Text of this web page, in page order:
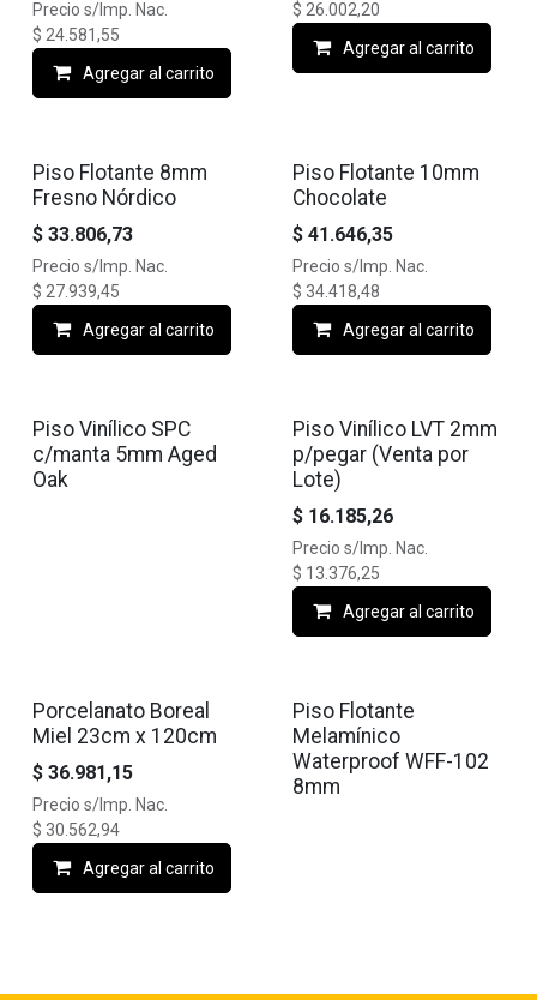
Precio s/Imp. Nac.
$ 24.581,55
Agregar al carrito
$ 26.002,20
Agregar al carrito
Piso Flotante 8mm
Fresno Nórdico
$ 33.806,73
Precio s/Imp. Nac.
$ 27.939,45
Agregar al carrito
Piso Flotante 10mm
Chocolate
$ 41.646,35
Precio s/Imp. Nac.
$ 34.418,48
Agregar al carrito
Piso Vinílico SPC
c/manta 5mm Aged
Oak
Piso Vinílico LVT 2mm
p/pegar (Venta por
Lote)
$ 16.185,26
Precio s/Imp. Nac.
$ 13.376,25
Agregar al carrito
Porcelanato Boreal
Miel 23cm x 120cm
$ 36.981,15
Precio s/Imp. Nac.
$ 30.562,94
Agregar al carrito
Piso Flotante
Melamínico
Waterproof WFF-102
8mm